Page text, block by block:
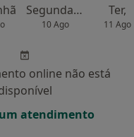
Segunda-feira
10 Ago
Ter,
11 Ago
online não está
atendimento